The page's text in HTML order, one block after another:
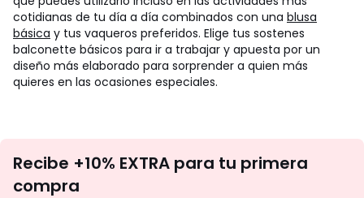
cotidianas de tu día a día combinados con una blusa
básica y tus vaqueros preferidos. Elige tus sostenes
balconette básicos para ir a trabajar y apuesta por un
diseño más elaborado para sorprender a quien más
quieres en las ocasiones especiales.
te
Recibe +10% EXTRA para tu primera
compra